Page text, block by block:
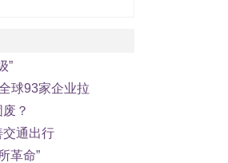
”
球93家企业拉
？
交通出行
革命”